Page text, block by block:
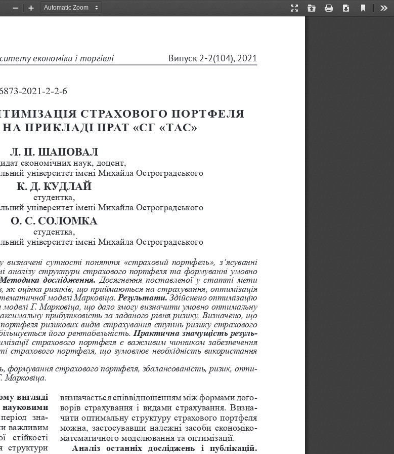
Presentation
Open Print Download
Current
Zoom
Zoom
економіки і торгівлі Випуск 2-2(104), 2021
2021-2-2-6
СТРАХОВОГО ПОРТФЕЛЯ
ПРИКЛАДІ ПРАТ «СГ «ТАС»
Л. П. ШАПОВАЛ
економічних наук, доцент,
університет імені Михайла Остроградського
К. Д. КУДЛАЙ
студентка,
університет імені Михайла Остроградського
О. С. СОЛОМКА
студентка,
університет імені Михайла Остроградського
визначені сутності поняття «страховий портфель», з’ясуванні
аналізу структури страхового портфеля та формуванні умовно
Методика дослідження. Досягнення поставленої у статті мети
як оцінка ризиків, що приймаються на страхування, оптимізація
моделі Марковіца. Результати. Здійснено оптимізацію
Г. Марковіца, що дало змогу визначити умовно оптимальну
прибутковість за заданого рівня ризику. Визначено, що
ризикових видів страхування ступінь ризику страхового
його рентабельність. Практична значущість резуль-
страхового портфеля є важливим чинником забезпечення
страхового портфеля, що зумовлює необхідність використання
формування страхового портфеля, збалансованість, ризик, опти-
Марковіца.
вигляді
період  зна
-
важливим
стійкості
структури
визначається співвідношенням між формами дого-
ворів страхування і видами страхування. Визна-
чити оптимальну структуру страхового портфеля
можна, застосувавши належні засоби економіко-
математичного моделювання та оптимізації.
Аналіз  останніх  досліджень  і  публікацій.